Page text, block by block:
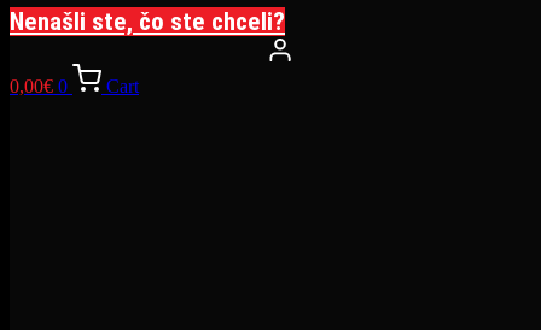
Nenašli ste, čo ste chceli?
0,00€ 0 Cart